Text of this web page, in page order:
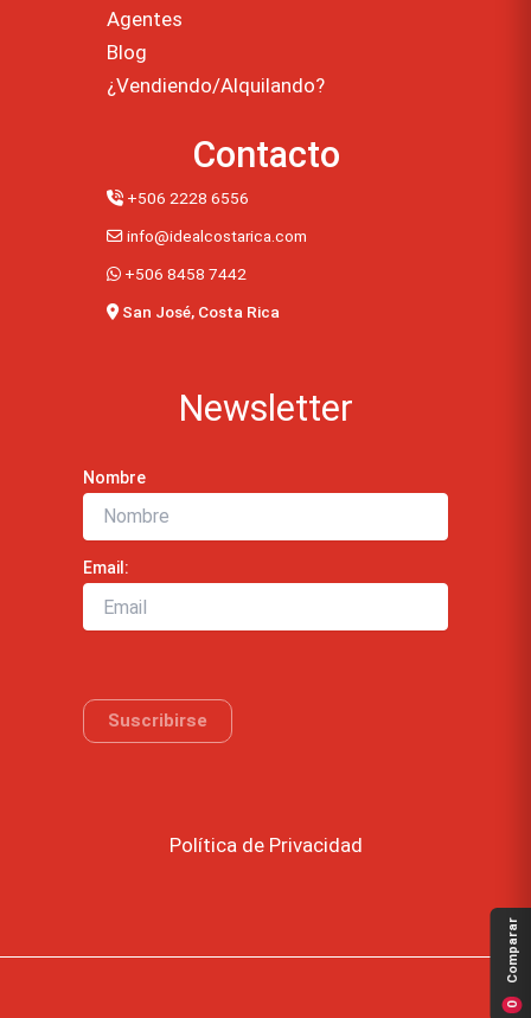
Agentes
Blog
¿Vendiendo/Alquilando?
Contacto
+506 2228 6556
info@idealcostarica.com
+506 8458 7442
San José, Costa Rica
Newsletter
Nombre
Email:
Política de Privacidad
0
Comparar